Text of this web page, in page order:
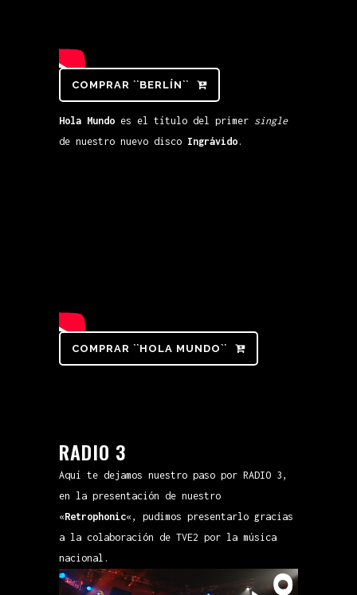
COMPRAR ``BERLÍN``
Hola Mundo es el título del primer single
de nuestro nuevo disco Ingrávido .
COMPRAR ``HOLA MUNDO``
RADIO 3
Aquí te dejamos nuestro paso por RADIO 3,
en la presentación de nuestro
«Retrophonic«, pudimos presentarlo gracias
a la colaboración de TVE2 por la música
nacional.